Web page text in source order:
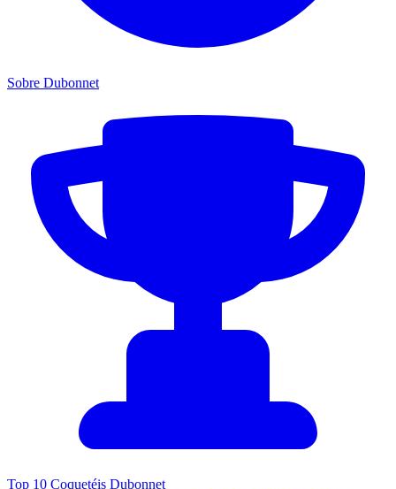
Sobre Dubonnet
Top 10 Coquetéis Dubonnet